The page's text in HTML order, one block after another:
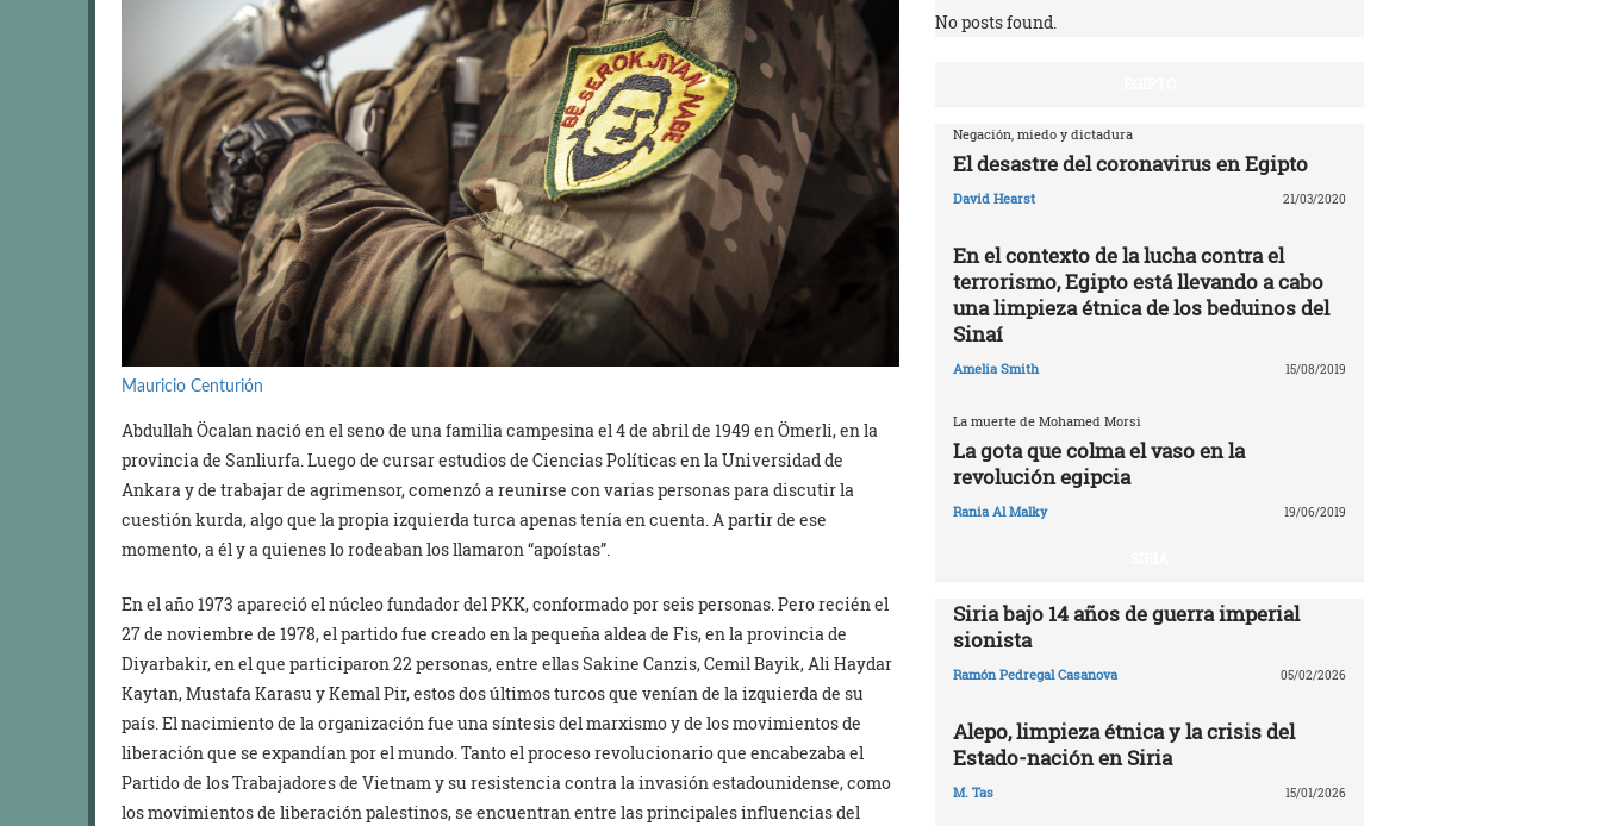
Mauricio Centurión
Abdullah Öcalan nació en el seno de una familia campesina el 4 de abril de 1949 en Ömerli, en la
provincia de Sanliurfa. Luego de cursar estudios de Ciencias Políticas en la Universidad de
Ankara y de trabajar de agrimensor, comenzó a reunirse con varias personas para discutir la
cuestión kurda, algo que la propia izquierda turca apenas tenía en cuenta. A partir de ese
momento, a él y a quienes lo rodeaban los llamaron “apoístas”.
En el año 1973 apareció el núcleo fundador del PKK, conformado por seis personas. Pero recién el
27 de noviembre de 1978, el partido fue creado en la pequeña aldea de Fis, en la provincia de
Diyarbakir, en el que participaron 22 personas, entre ellas Sakine Canzis, Cemil Bayik, Ali Haydar
Kaytan, Mustafa Karasu y Kemal Pir, estos dos últimos turcos que venían de la izquierda de su
país. El nacimiento de la organización fue una síntesis del marxismo y de los movimientos de
liberación que se expandían por el mundo. Tanto el proceso revolucionario que encabezaba el
Partido de los Trabajadores de Vietnam y su resistencia contra la invasión estadounidense, como
los movimientos de liberación palestinos, se encuentran entre las principales influencias del
No posts found.
Negación, miedo y dictadura
El desastre del coronavirus en Egipto
David Hearst 21/03/2020
En el contexto de la lucha contra el
terrorismo, Egipto está llevando a cabo
una limpieza étnica de los beduinos del
Sinaí
Amelia Smith 15/08/2019
La muerte de Mohamed Morsi
La gota que colma el vaso en la
revolución egipcia
Rania Al Malky 19/06/2019
Siria bajo 14 años de guerra imperial
sionista
Ramón Pedregal Casanova 05/02/2026
Alepo, limpieza étnica y la crisis del
Estado-nación en Siria
M. Tas 15/01/2026